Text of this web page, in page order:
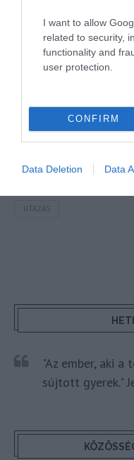
I want to allow
related to security,
functionality and
user protection.
CONFIRM
Data Deletion Data
sajtókapcsolati
UTAZÁS
"Az ember, aki
sújtott gyerek."